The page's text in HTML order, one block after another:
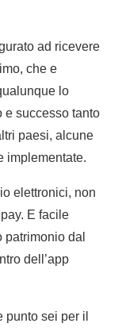
ad ricevere
che e
lo
e successo tanto
paesi, alcune
implementate.
elettronici, non
E facile
dal
dell’app
punto sei per il